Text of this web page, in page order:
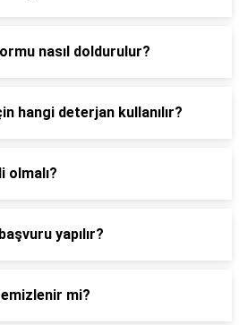
nasıl doldurulur?
hangi deterjan kullanılır?
olmalı?
yapılır?
mi?